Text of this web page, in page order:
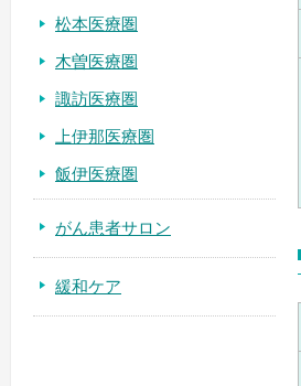
松本医療圏
木曽医療圏
諏訪医療圏
上伊那医療圏
飯伊医療圏
がん患者サロン
緩和ケア